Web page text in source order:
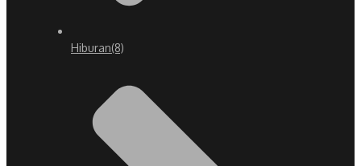
Hiburan(8)